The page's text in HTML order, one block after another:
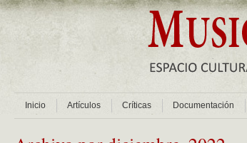
Inicio Artículos Críticas Documentación